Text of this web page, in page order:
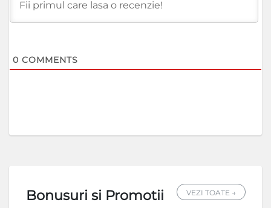
0 COMMENTS
Bonusuri si Promotii VEZI TOATE →